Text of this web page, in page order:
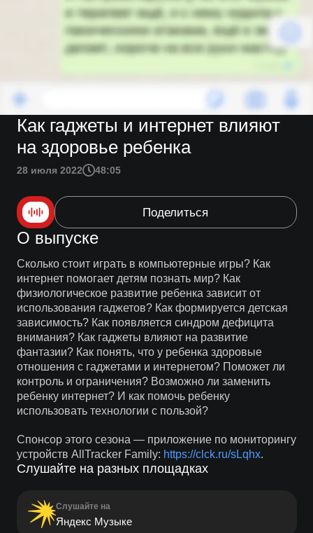
Как гаджеты и интернет влияют
на здоровье ребенка
28 июля 2022 48:05
Поделиться
О выпуске
Сколько стоит играть в компьютерные игры? Как
интернет помогает детям познать мир? Как
физиологическое развитие ребенка зависит от
использования гаджетов? Как формируется детская
зависимость? Как появляется синдром дефицита
внимания? Как гаджеты влияют на развитие
фантазии? Как понять, что у ребенка здоровые
отношения с гаджетами и интернетом? Поможет ли
контроль и ограничения? Возможно ли заменить
ребенку интернет? И как помочь ребенку
использовать технологии с пользой?
Спонсор этого сезона — приложение по мониторингу
устройств AllTracker Family: https://clck.ru/sLqhx.
Слушайте на разных площадках
Слушайте на
Яндекс Музыке